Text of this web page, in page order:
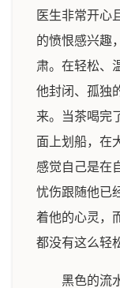
医生非常开心
的愤恨感兴趣
肃。在轻松、
他封闭、孤独
来。当茶喝完
面上划船，在
感觉自己是在
忧伤跟随他已
着他的心灵，
都没有这么轻
黑色的流